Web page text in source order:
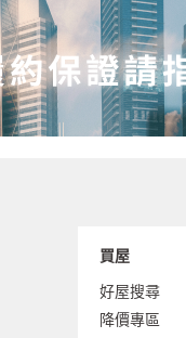
買屋
好屋搜尋
降價專區